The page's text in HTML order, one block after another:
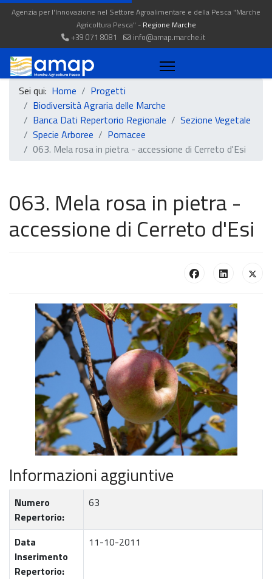
Agenzia per l'Innovazione nel Settore Agroalimentare e della Pesca "Marche
Agricoltura Pesca" - Regione Marche
+39 071 8081
info@amap.marche.it
Sei qui: Home
Progetti
Biodiversità Agraria delle Marche
Banca Dati Repertorio Regionale
Sezione Vegetale
Specie Arboree
Pomacee
063. Mela rosa in pietra - accessione di Cerreto d'Esi
063. Mela rosa in pietra -
accessione di Cerreto d'Esi
Informazioni aggiuntive
Numero
Repertorio:
63
Data
Inserimento
Repertorio:
11-10-2011